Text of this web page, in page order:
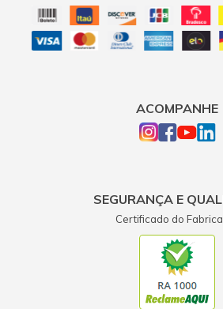
ACOMPANHE
SEGURANÇA E
Certificado do